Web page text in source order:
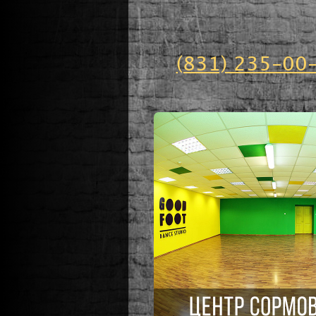
(831) 235-